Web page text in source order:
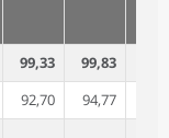
99,33
99,83
92,70
94,77